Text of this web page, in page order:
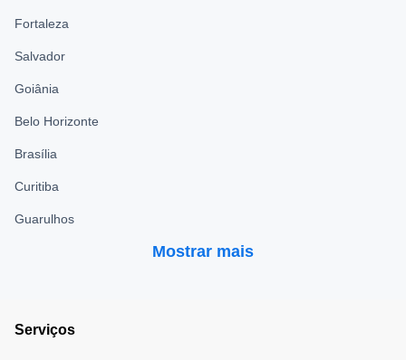
Fortaleza
Salvador
Goiânia
Belo Horizonte
Brasília
Curitiba
Guarulhos
Mostrar mais
Serviços